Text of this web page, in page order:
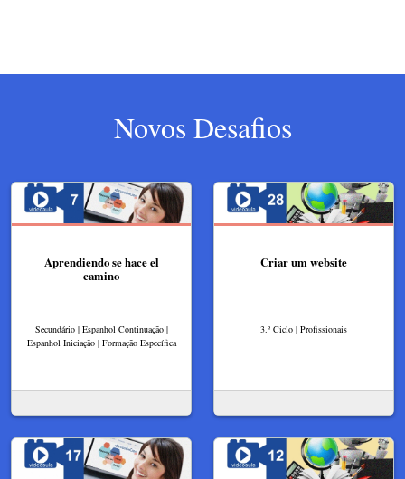
Novos Desafios
Aprendiendo se hace el
camino
Secundário | Espanhol Continuação |
Espanhol Iniciação | Formação Específica
Criar um website
3.º Ciclo | Profissionais